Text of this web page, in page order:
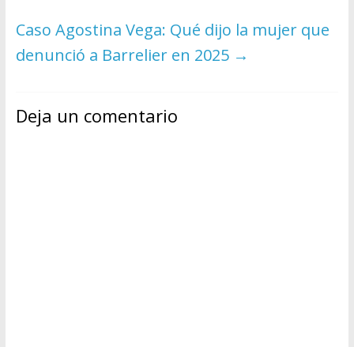
Caso Agostina Vega: Qué dijo la mujer que
denunció a Barrelier en 2025 →
Deja un comentario